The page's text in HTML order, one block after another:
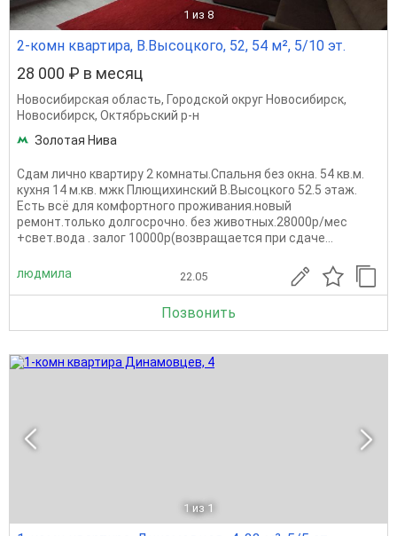
1 из 8
2-комн квартира, В.Высоцкого, 52, 54 м², 5/10 эт.
28 000 ₽ в месяц
Новосибирская область, Городской округ Новосибирск,
Новосибирск, Октябрьский р-н
Золотая Нива
Сдам лично квартиру 2 комнаты.Спальня без окна. 54 кв.м.
кухня 14 м.кв. мжк Плющихинский В.Высоцкого 52.5 этаж.
Есть всё для комфортного проживания.новый
ремонт.только долгосрочно. без животных.28000р/мес
+свет.вода . залог 10000р(возвращается при сдаче...
людмила 22.05
Позвонить
1 из 1